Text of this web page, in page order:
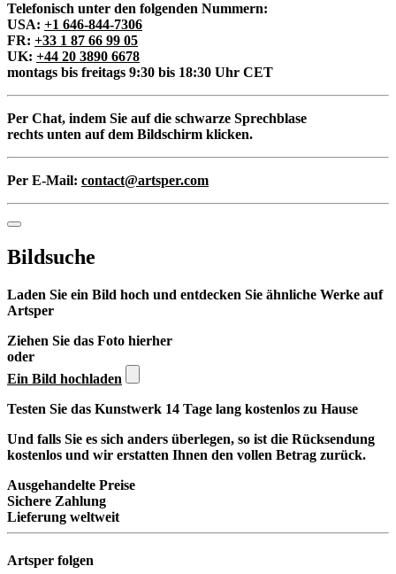
Telefonisch unter den folgenden Nummern:
USA: +1 646-844-7306
FR: +33 1 87 66 99 05
UK: +44 20 3890 6678
montags bis freitags 9:30 bis 18:30 Uhr CET
Per Chat, indem Sie auf die schwarze Sprechblase
rechts unten auf dem Bildschirm klicken.
Per E-Mail: contact@artsper.com
Bildsuche
Laden Sie ein Bild hoch und entdecken Sie ähnliche Werke auf
Artsper
Ziehen Sie das Foto hierher
oder
Ein Bild hochladen
Testen Sie das Kunstwerk 14 Tage lang kostenlos zu Hause
Und falls Sie es sich anders überlegen, so ist die Rücksendung
kostenlos und wir erstatten Ihnen den vollen Betrag zurück.
Ausgehandelte Preise
Sichere Zahlung
Lieferung weltweit
Artsper folgen